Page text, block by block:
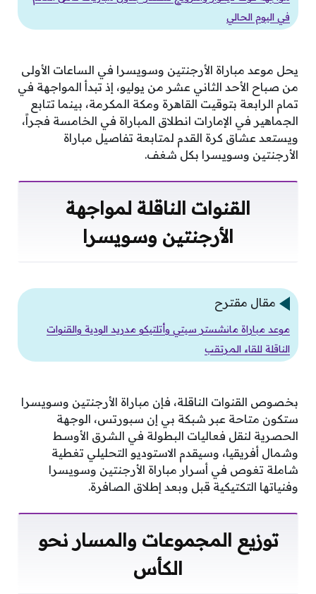
في اليوم الحالي
يحل موعد مباراة الأرجنتين وسويسرا في الساعات الأولى
من صباح الأحد الثاني عشر من يوليو، إذ تبدأ المواجهة في
تمام الرابعة بتوقيت القاهرة ومكة المكرمة، بينما تتابع
الجماهير في الإمارات انطلاق المباراة في الخامسة فجراً،
ويستعد عشاق كرة القدم لمتابعة تفاصيل مباراة
الأرجنتين وسويسرا بكل شغف.
القنوات الناقلة لمواجهة
الأرجنتين وسويسرا
مقال مقترح
موعد مباراة مانشستر سيتي وأتلتيكو مدريد الودية والقنوات
الناقلة للقاء المرتقب
بخصوص القنوات الناقلة، فإن مباراة الأرجنتين وسويسرا
ستكون متاحة عبر شبكة بي إن سبورتس، الوجهة
الحصرية لنقل فعاليات البطولة في الشرق الأوسط
وشمال أفريقيا، وسيقدم الاستوديو التحليلي تغطية
شاملة تغوص في أسرار مباراة الأرجنتين وسويسرا
وفنياتها التكتيكية قبل وبعد إطلاق الصافرة.
توزيع المجموعات والمسار نحو
الكأس